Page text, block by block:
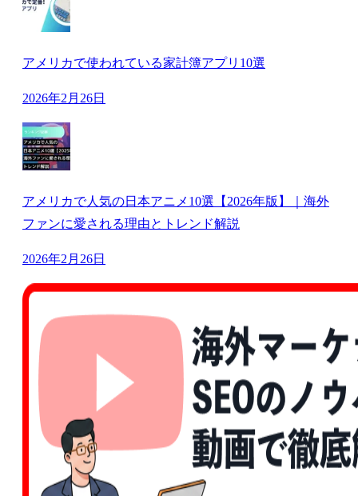
アメリカで使われている家計簿アプリ10選
2026年2月26日
アメリカで人気の日本アニメ10選【2026年版】｜海外
ファンに愛される理由とトレンド解説
2026年2月26日